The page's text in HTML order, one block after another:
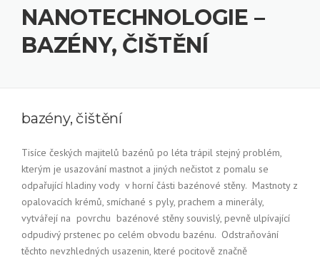
NANOTECHNOLOGIE –
BAZÉNY, ČIŠTĚNÍ
bazény, čištění
Tisíce českých majitelů bazénů po léta trápil stejný problém,
kterým je usazování mastnot a jiných nečistot z pomalu se
odpařující hladiny vody v horní části bazénové stěny. Mastnoty z
opalovacích krémů, smíchané s pyly, prachem a minerály,
vytvářejí na povrchu bazénové stěny souvislý, pevně ulpívající
odpudivý prstenec po celém obvodu bazénu. Odstraňování
těchto nevzhledných usazenin, které pocitově značně